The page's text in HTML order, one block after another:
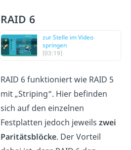
RAID 6
zur Stelle im Video
springen
(03:19)
RAID 6 funktioniert wie RAID 5
mit „Striping“. Hier befinden
sich auf den einzelnen
Festplatten jedoch jeweilszwei
Paritätsblöcke. Der Vorteil